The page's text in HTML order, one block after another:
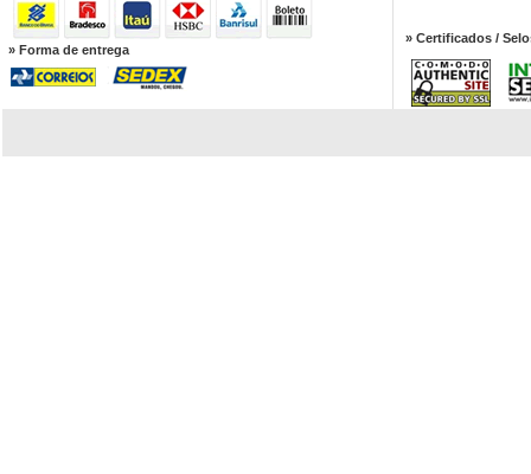
» Forma de entrega
» Certificados /